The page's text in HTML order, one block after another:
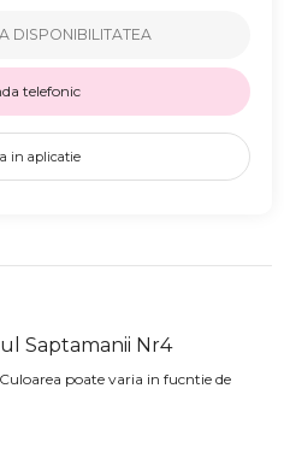
DISPONIBILITATEA
telefonic
in aplicatie
Saptamanii Nr4
poate varia in fucntie de